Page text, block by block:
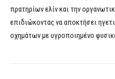
πρατηρίων ελίν και την
επιδιώκοντας να αποκτήσει
οχημάτων με υγροποιημένο